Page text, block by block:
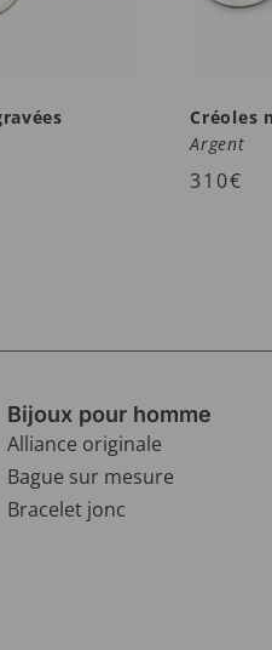
Créoles
Argent
310€
Bijoux pour homme
Alliance originale
Bague sur mesure
Bracelet jonc